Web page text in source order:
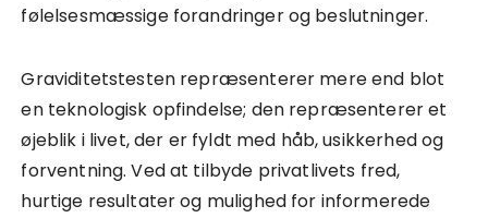
følelsesmæssige forandringer og beslutninger.
Graviditetstesten repræsenterer mere end blot
en teknologisk opfindelse; den repræsenterer et
øjeblik i livet, der er fyldt med håb, usikkerhed og
forventning. Ved at tilbyde privatlivets fred,
hurtige resultater og mulighed for informerede